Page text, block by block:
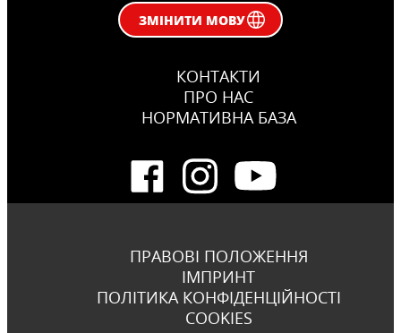
ЗМІНИТИ МОВУ
КОНТАКТИ
ПРО НАС
НОРМАТИВНА БАЗА
ПРАВОВІ ПОЛОЖЕННЯ
ІМПРИНТ
ПОЛІТИКА КОНФІДЕНЦІЙНОСТІ
COOKIES